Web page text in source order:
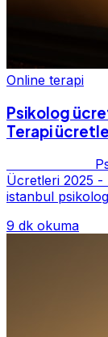
Online terapi
Psikolog
Terapi
Psikolog
Ücretleri 2025 -
istanbul
9 dk okuma